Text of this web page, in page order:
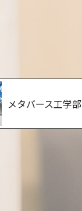
メタバース工学部